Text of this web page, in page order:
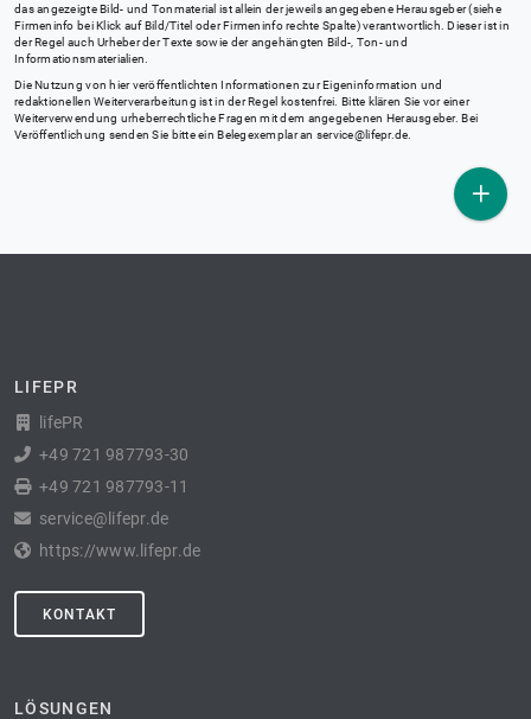
das angezeigte Bild- und Tonmaterial ist allein der jeweils angegebene Herausgeber (siehe
Firmeninfo bei Klick auf Bild/Titel oder Firmeninfo rechte Spalte) verantwortlich. Dieser ist in
der Regel auch Urheber der Texte sowie der angehängten Bild-, Ton- und
Informationsmaterialien.
Die Nutzung von hier veröffentlichten Informationen zur Eigeninformation und
redaktionellen Weiterverarbeitung ist in der Regel kostenfrei. Bitte klären Sie vor einer
Weiterverwendung urheberrechtliche Fragen mit dem angegebenen Herausgeber. Bei
Veröffentlichung senden Sie bitte ein Belegexemplar an service@lifepr.de
LIFEPR
lifePR
+49 721 987793-30
+49 721 987793-11
service@lifepr.de
https://www.lifepr.de
KONTAKT
LÖSUNGEN